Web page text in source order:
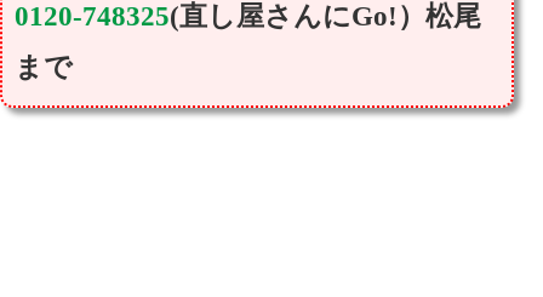
0120-748325(直し屋さんにGo!）松尾
まで